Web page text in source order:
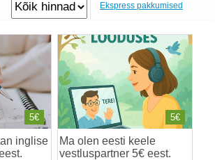
Ekspress pakkumised
inglise
.
5€
Ma olen eesti keele
vestluspartner 5€ eest.
5€